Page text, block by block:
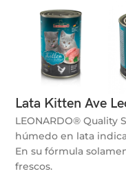
Lata Kitten Ave
LEONARDO®
húmedo en lata
En su fórmula
frescos.